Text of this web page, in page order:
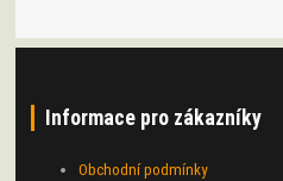
Informace pro zákazníky
Obchodní podmínky